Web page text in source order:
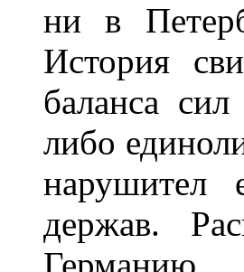
ни в
История
баланса
либо
нарушител
держав.